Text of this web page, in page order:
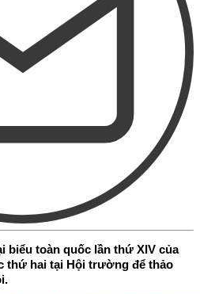
biểu toàn quốc lần thứ XIV của
thứ hai tại Hội trường để thảo